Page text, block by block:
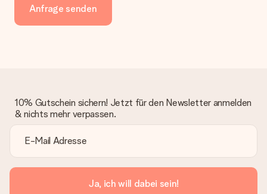
Anfrage senden
10% Gutschein sichern! Jetzt für den Newsletter anmelden
& nichts mehr verpassen.
Ja, ich will dabei sein!